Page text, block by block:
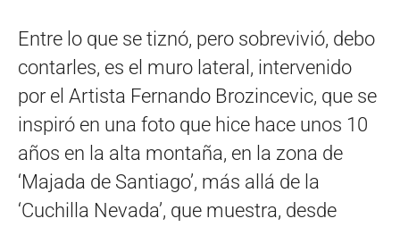
Entre lo que se tiznó, pero sobrevivió, debo
contarles, es el muro lateral, intervenido
por el Artista Fernando Brozincevic, que se
inspiró en una foto que hice hace unos 10
años en la alta montaña, en la zona de
‘Majada de Santiago’, más allá de la
‘Cuchilla Nevada’, que muestra, desde